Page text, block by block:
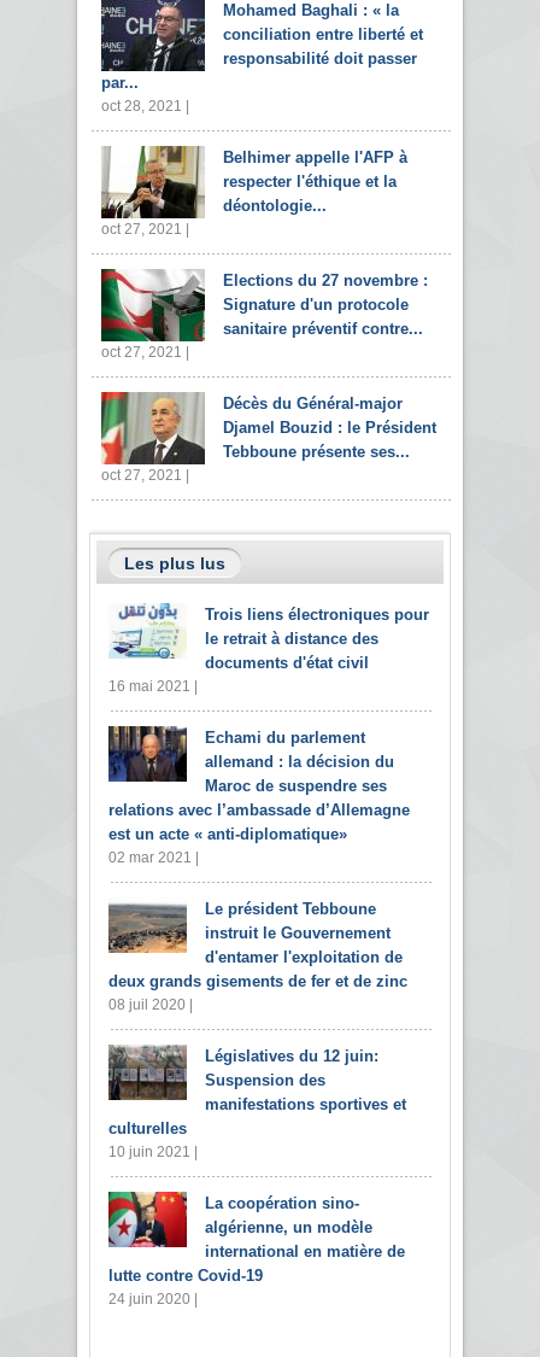
Mohamed Baghali : « la
conciliation entre liberté et
responsabilité doit passer
par...
oct 28, 2021 |
Belhimer appelle l'AFP à
respecter l'éthique et la
déontologie...
oct 27, 2021 |
Elections du 27 novembre :
Signature d'un protocole
sanitaire préventif contre...
oct 27, 2021 |
Décès du Général-major
Djamel Bouzid : le Président
Tebboune présente ses...
oct 27, 2021 |
Les plus lus
Trois liens électroniques pour
le retrait à distance des
documents d'état civil
16 mai 2021 |
Echami du parlement
allemand : la décision du
Maroc de suspendre ses
relations avec l’ambassade d’Allemagne
est un acte « anti-diplomatique»
02 mar 2021 |
Le président Tebboune
instruit le Gouvernement
d'entamer l'exploitation de
deux grands gisements de fer et de zinc
08 juil 2020 |
Législatives du 12 juin:
Suspension des
manifestations sportives et
culturelles
10 juin 2021 |
La coopération sino-
algérienne, un modèle
international en matière de
lutte contre Covid-19
24 juin 2020 |